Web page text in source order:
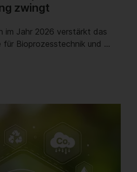
zwingt
im Jahr 2026 verstärkt das
für Bioprozesstechnik und …